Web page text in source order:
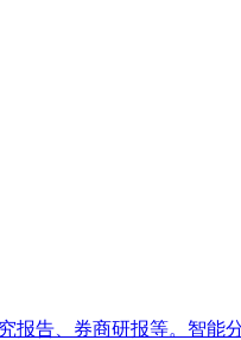
告、券商研报等。智能